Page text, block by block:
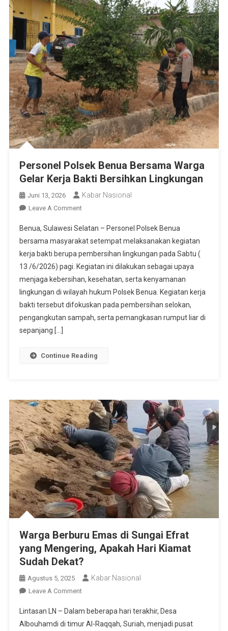
Personel Polsek Benua Bersama Warga
Gelar Kerja Bakti Bersihkan Lingkungan
Juni 13, 2026 Kabar Nasional
Leave A CommentOn
Polsek
Benua
Bersama
Warga
Gelar
Kerja
Bakti
Bersihkan
Benua, Sulawesi Selatan – Personel Polsek Benua
bersama masyarakat setempat melaksanakan kegiatan
kerja bakti berupa pembersihan lingkungan pada Sabtu (
13 /6/2026) pagi. Kegiatan ini dilakukan sebagai upaya
menjaga kebersihan, kesehatan, serta kenyamanan
lingkungan di wilayah hukum Polsek Benua. Kegiatan kerja
bakti tersebut difokuskan pada pembersihan selokan,
pengangkutan sampah, serta pemangkasan rumput liar di
sepanjang […]
Continue Reading
Warga Berburu Emas di Sungai Efrat
yang Mengering, Apakah Hari Kiamat
Sudah Dekat?
Agustus 5, 2025 Kabar Nasional
Leave A CommentOn
Berburu
Emas
Lintasan LN – Dalam beberapa hari terakhir, Desa
Albouhamdi di timur Al-Raqqah, Suriah, menjadi pusat